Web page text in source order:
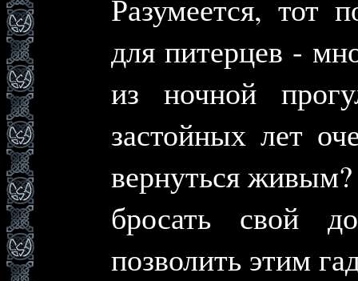
Разумеется, тот
для питерцев -
из ночной
застойных лет
вернуться
бросать свой
позволить этим